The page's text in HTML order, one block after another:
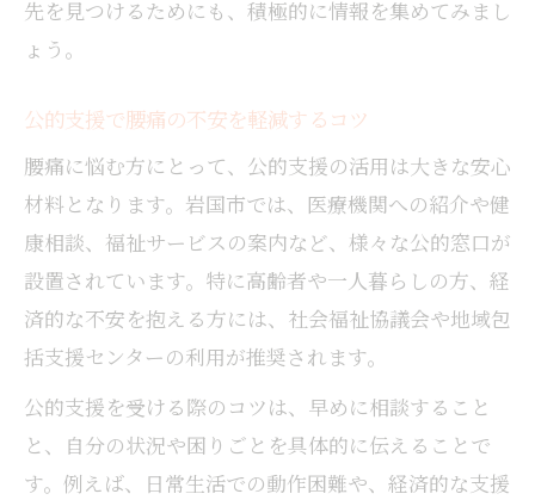
先を見つけるためにも、積極的に情報を集めてみまし
ょう。
公的支援で腰痛の不安を軽減するコツ
腰痛に悩む方にとって、公的支援の活用は大きな安心
材料となります。岩国市では、医療機関への紹介や健
康相談、福祉サービスの案内など、様々な公的窓口が
設置されています。特に高齢者や一人暮らしの方、経
済的な不安を抱える方には、社会福祉協議会や地域包
括支援センターの利用が推奨されます。
公的支援を受ける際のコツは、早めに相談すること
と、自分の状況や困りごとを具体的に伝えることで
す。例えば、日常生活での動作困難や、経済的な支援